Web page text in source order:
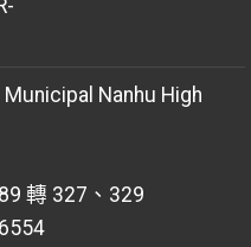
Nanhu High
轉 327、329